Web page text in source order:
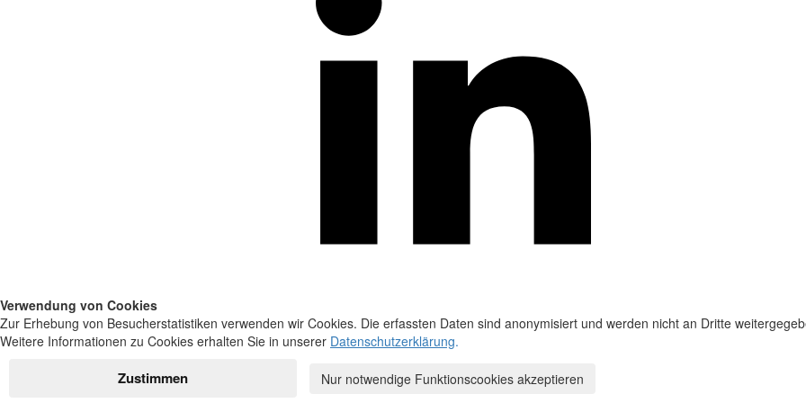
Verwendung von Cookies
Zur Erhebung von Besucherstatistiken verwenden wir Cookies. Die erfassten Daten sind anonymisiert und werden nicht an Dritte
Weitere Informationen zu Cookies erhalten Sie in unserer Datenschutzerklärung.
Zustimmen Nur notwendige Funktionscookies akzeptieren